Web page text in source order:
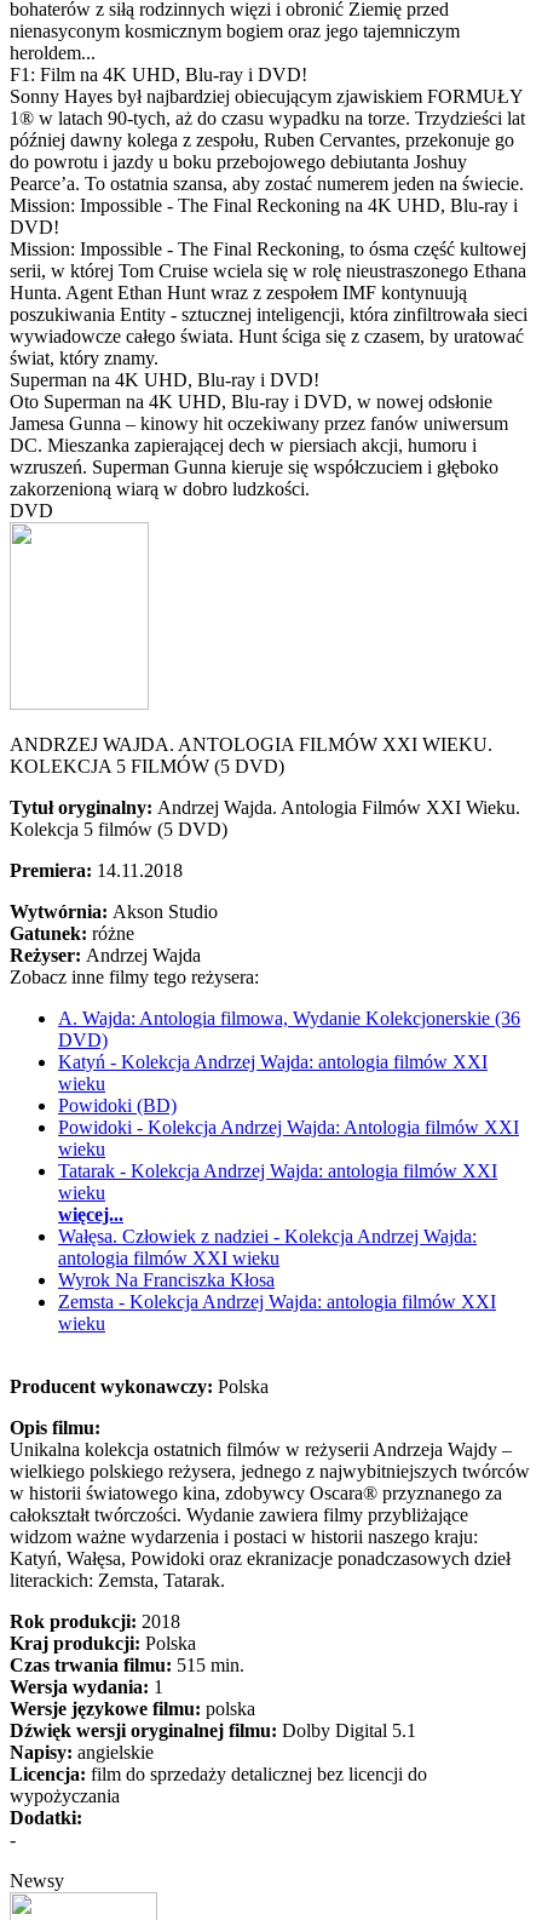
bohaterów z siłą rodzinnych więzi i obronić Ziemię przed
nienasyconym kosmicznym bogiem oraz jego tajemniczym
heroldem...
F1: Film na 4K UHD, Blu-ray i DVD!
Sonny Hayes był najbardziej obiecującym zjawiskiem FORMUŁY
1® w latach 90-tych, aż do czasu wypadku na torze. Trzydzieści lat
później dawny kolega z zespołu, Ruben Cervantes, przekonuje go
do powrotu i jazdy u boku przebojowego debiutanta Joshuy
Pearce’a. To ostatnia szansa, aby zostać numerem jeden na świecie.
Mission: Impossible - The Final Reckoning na 4K UHD, Blu-ray i
DVD!
Mission: Impossible - The Final Reckoning, to ósma część kultowej
serii, w której Tom Cruise wciela się w rolę nieustraszonego Ethana
Hunta. Agent Ethan Hunt wraz z zespołem IMF kontynuują
poszukiwania Entity - sztucznej inteligencji, która zinfiltrowała sieci
wywiadowcze całego świata. Hunt ściga się z czasem, by uratować
świat, który znamy.
Superman na 4K UHD, Blu-ray i DVD!
Oto Superman na 4K UHD, Blu-ray i DVD, w nowej odsłonie
Jamesa Gunna – kinowy hit oczekiwany przez fanów uniwersum
DC. Mieszanka zapierającej dech w piersiach akcji, humoru i
wzruszeń. Superman Gunna kieruje się współczuciem i głęboko
zakorzenioną wiarą w dobro ludzkości.
DVD
ANDRZEJ WAJDA. ANTOLOGIA FILMÓW XXI WIEKU.
KOLEKCJA 5 FILMÓW (5 DVD)
Tytuł oryginalny: Andrzej Wajda. Antologia Filmów XXI Wieku.
Kolekcja 5 filmów (5 DVD)
Premiera: 14.11.2018
Wytwórnia: Akson Studio
Gatunek: różne
Reżyser: Andrzej Wajda
Zobacz inne filmy tego reżysera:
A. Wajda: Antologia filmowa, Wydanie Kolekcjonerskie (36
DVD)
Katyń - Kolekcja Andrzej Wajda: antologia filmów XXI
wieku
Powidoki (BD)
Powidoki - Kolekcja Andrzej Wajda: Antologia filmów XXI
wieku
Tatarak - Kolekcja Andrzej Wajda: antologia filmów XXI
wieku
więcej...
Wałęsa. Człowiek z nadziei - Kolekcja Andrzej Wajda:
antologia filmów XXI wieku
Wyrok Na Franciszka Kłosa
Zemsta - Kolekcja Andrzej Wajda: antologia filmów XXI
wieku
Producent wykonawczy: Polska
Opis filmu:
Unikalna kolekcja ostatnich filmów w reżyserii Andrzeja Wajdy –
wielkiego polskiego reżysera, jednego z najwybitniejszych twórców
w historii światowego kina, zdobywcy Oscara® przyznanego za
całokształt twórczości. Wydanie zawiera filmy przybliżające
widzom ważne wydarzenia i postaci w historii naszego kraju:
Katyń, Wałęsa, Powidoki oraz ekranizacje ponadczasowych dzieł
literackich: Zemsta, Tatarak.
Rok produkcji: 2018
Kraj produkcji: Polska
Czas trwania filmu: 515 min.
Wersja wydania: 1
Wersje językowe filmu: polska
Dźwięk wersji oryginalnej filmu: Dolby Digital 5.1
Napisy: angielskie
Licencja: film do sprzedaży detalicznej bez licencji do
wypożyczania
Dodatki:
-
Newsy